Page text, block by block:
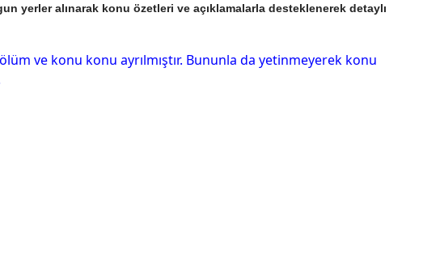
yerler alınarak konu özetleri ve açıklamalarla desteklenerek detaylı
ve konu konu ayrılmıştır. Bununla da yetinmeyerek konu